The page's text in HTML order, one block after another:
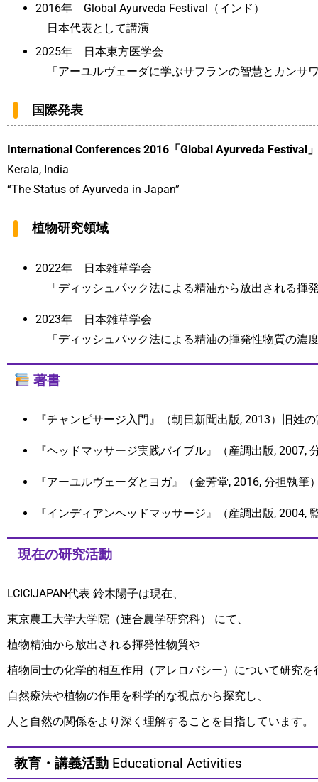
2016年 Global Ayurveda Festival（インド）
日本代表として講演
2025年 日本東方医学会
「アーユルヴェーダに学ぶサフランの智慧とカンサ
国際発表
International Conferences 2016「Global Ayurveda Festival」
Kerala, India
“The Status of Ayurveda in Japan”
植物研究領域
2022年 日本雑草学会
「ディッシュパック法による精油から放出される揮
2023年 日本雑草学会
「ディッシュパック法による精油の揮発性物質の濃
著書
『チャンピサージ入門』（朝日新聞出版, 2013）旧姓
『ヘッドマッサージ実践バイブル』（産調出版, 2007,
『アーユルヴェーダとヨガ』（金芳堂, 2016, 分担執筆
『インディアンヘッドマッサージ』（産調出版, 2004,
現在の研究活動
LCICIJAPAN代表 鈴木陽子は現在、
東京農工大学大学院（連合農学研究科） にて、
植物精油から放出される揮発性物質や
植物同士の化学的相互作用（アレロパシー）について研究を
自然療法や植物の作用を科学的な視点から探究し、
人と自然の関係をより深く理解することを目指しています。
教育・講義活動 Educational Activities